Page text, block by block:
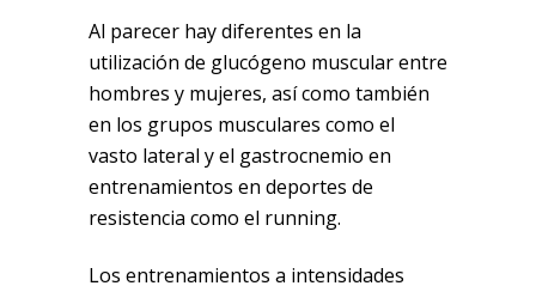
Al parecer hay diferentes en la
utilización de glucógeno muscular entre
hombres y mujeres, así como también
en los grupos musculares como el
vasto lateral y el gastrocnemio en
entrenamientos en deportes de
resistencia como el running.
Los entrenamientos a intensidades